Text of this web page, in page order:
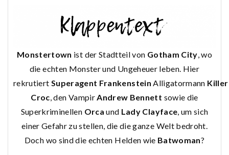
Monstertown ist der Stadtteil von Gotham City, wo
die echten Monster und Ungeheuer leben. Hier
rekrutiert Superagent Frankenstein Alligatormann Killer
Croc, den VampirAndrew Bennett sowie die
Superkriminellen Orca und Lady Clayface, um sich
einer Gefahr zu stellen, die die ganze Welt bedroht.
Doch wo sind die echten Helden wie Batwoman?